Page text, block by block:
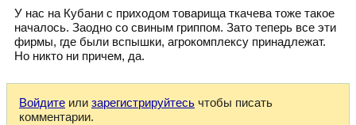
У нас на Кубани с приходом товарища ткачева тоже такое
началось. Заодно со свиным гриппом. Зато теперь все эти
фирмы, где были вспышки, агрокомплексу принадлежат.
Но никто ни причем, да.
Войдите или зарегистрируйтесь чтобы писать
комментарии.